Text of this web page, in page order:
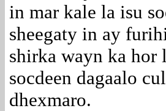
in mar kale la isu
sheegaty in ay
shirka wayn ka hor
socdeen dagaalo
dhexmaro.